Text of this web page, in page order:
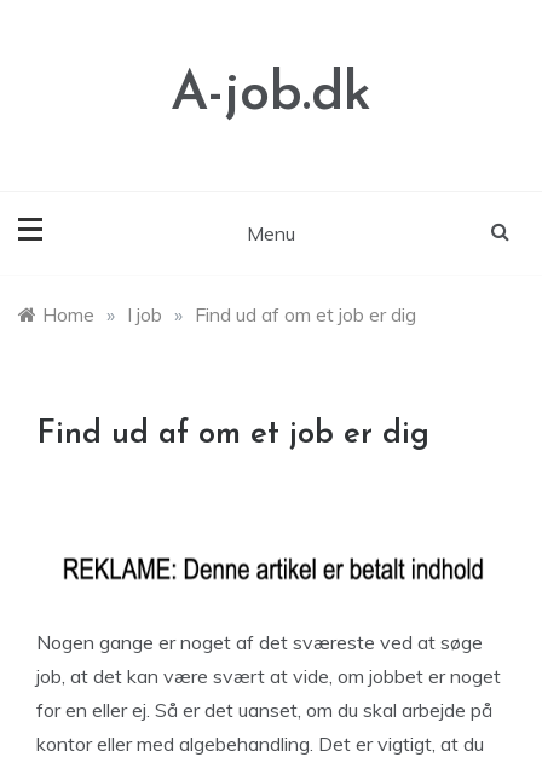
A-job.dk
Menu
Home » I job » Find ud af om et job er dig
Find ud af om et job er dig
Nogen gange er noget af det sværeste ved at søge
job, at det kan være svært at vide, om jobbet er noget
for en eller ej. Så er det uanset, om du skal arbejde på
kontor eller med algebehandling. Det er vigtigt, at du